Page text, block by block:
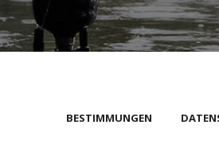
BESTIMMUNGEN